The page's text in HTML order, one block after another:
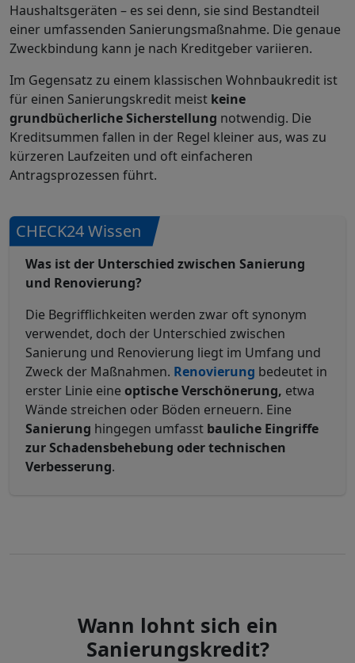
Haushaltsgeräten – es sei denn, sie sind Bestandteil
einer umfassenden Sanierungsmaßnahme. Die genaue
Zweckbindung kann je nach Kreditgeber variieren.
Im Gegensatz zu einem klassischen Wohnbaukredit ist
für einen Sanierungskredit meist keine
grundbücherliche Sicherstellung notwendig. Die
Kreditsummen fallen in der Regel kleiner aus, was zu
kürzeren Laufzeiten und oft einfacheren
Antragsprozessen führt.
CHECK24 Wissen
Was ist der Unterschied zwischen Sanierung
und Renovierung?
Die Begrifflichkeiten werden zwar oft synonym
verwendet, doch der Unterschied zwischen
Sanierung und Renovierung liegt im Umfang und
Zweck der Maßnahmen. Renovierung bedeutet in
erster Linie eine optische Verschönerung, etwa
Wände streichen oder Böden erneuern. Eine
Sanierung hingegen umfasst bauliche Eingriffe
zur Schadensbehebung oder technischen
Verbesserung.
Wann lohnt sich ein
Sanierungskredit?